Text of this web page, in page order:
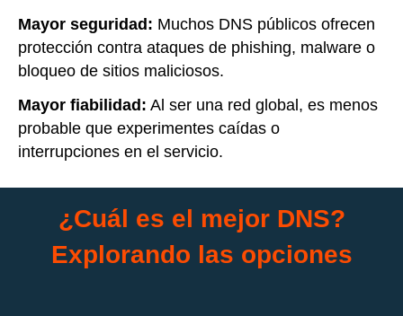
Mayor seguridad: Muchos DNS públicos ofrecen
protección contra ataques de phishing, malware o
bloqueo de sitios maliciosos.
Mayor fiabilidad: Al ser una red global, es menos
probable que experimentes caídas o
interrupciones en el servicio.
¿Cuál es el mejor DNS?
Explorando las opciones